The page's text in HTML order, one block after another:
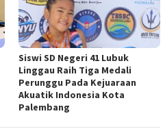
Siswi SD Negeri 41 Lubuk
Linggau Raih Tiga Medali
Perunggu Pada Kejuaraan
Akuatik Indonesia Kota
Palembang